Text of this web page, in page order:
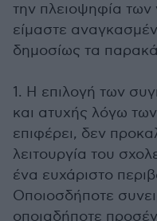
την πλειοψηφία των
είμαστε
δημοσίως τα
1. Η επιλογή των
και ατυχής λόγω
επιφέρει, δεν
λειτουργία του
ένα ευχάριστο
Οποιοσδήποτε
οποιαδήποτε